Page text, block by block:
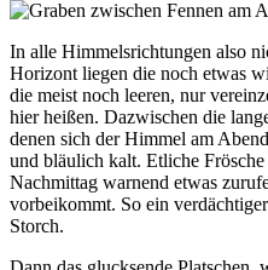
In alle Himmelsrichtungen also
Horizont liegen die noch etwas
die meist noch leeren, nur
hier heißen. Dazwischen die
denen sich der Himmel am
und bläulich kalt. Etliche
Nachmittag warnend etwas
vorbeikommt. So ein
Storch.